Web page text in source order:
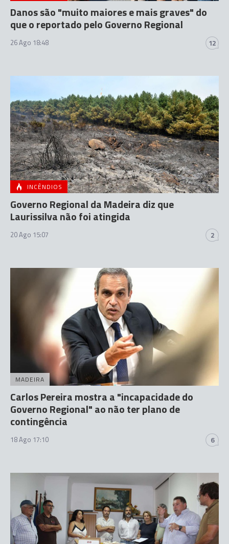
Danos são "muito maiores e mais graves" do
que o reportado pelo Governo Regional
26 Ago 18:48 12
INCÊNDIOS
Governo Regional da Madeira diz que
Laurissilva não foi atingida
20 Ago 15:07 2
MADEIRA
Carlos Pereira mostra a "incapacidade do
Governo Regional" ao não ter plano de
contingência
18 Ago 17:10 6